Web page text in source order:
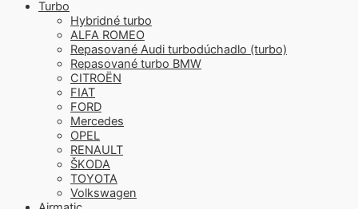
Turbo
Hybridné turbo
ALFA ROMEO
Repasované Audi turbodúchadlo (turbo)
Repasované turbo BMW
CITROËN
FIAT
FORD
Mercedes
OPEL
RENAULT
ŠKODA
TOYOTA
Volkswagen